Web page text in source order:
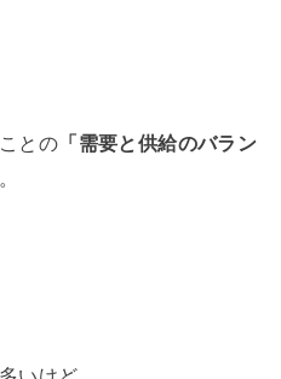
との 「需要と供給のバラン